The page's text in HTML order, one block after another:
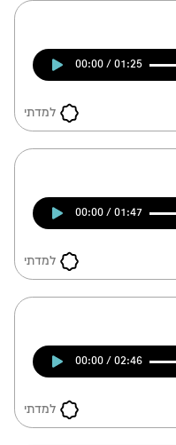
00:00 / 01:25
למדתי
00:00 / 01:47
למדתי
00:00 / 02:46
למדתי